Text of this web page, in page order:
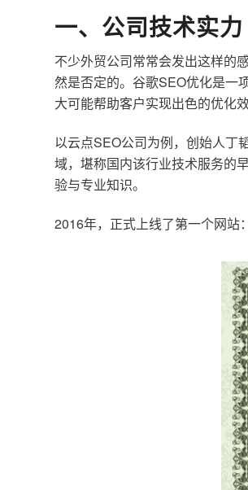
一、公司技术实力
不少外贸公司常常会发出这样的
然是否定的。谷歌SEO优化是一
大可能帮助客户实现出色的优化效
以云点SEO公司为例，创始人丁
域，堪称国内该行业技术服务的
验与专业知识。
2016年，正式上线了第一个网站